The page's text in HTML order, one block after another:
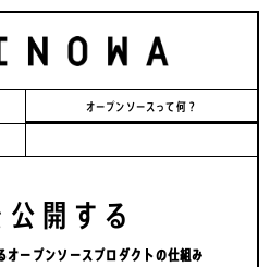
オープンソースって何？
開する
オープンソースプロダクトの仕組み